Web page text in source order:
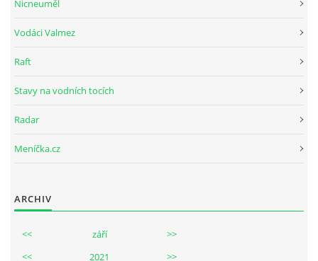
Nicneuměl
Vodáci Valmez
Raft
Stavy na vodních tocích
Radar
Meníčka.cz
ARCHIV
<< září
>>
<<
2021 >>